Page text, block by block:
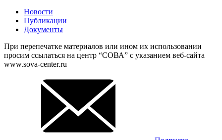
Новости
Публикации
Документы
При перепечатке материалов или ином их использовании
просим ссылаться на центр “СОВА” с указанием веб-сайта
www.sova-center.ru